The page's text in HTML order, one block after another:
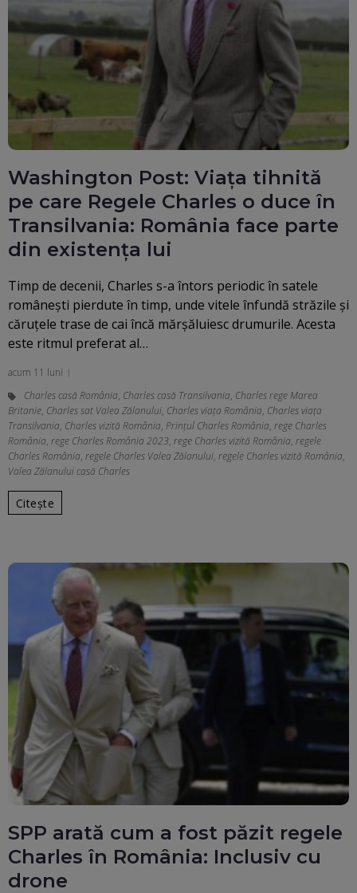
Washington Post: Viața tihnită
pe care Regele Charles o duce în
Transilvania: România face parte
din existența lui
Timp de decenii, Charles s-a întors periodic în satele
românești pierdute în timp, unde vitele înfundă străzile și
căruțele trase de cai încă mărșăluiesc drumurile. Acesta
este ritmul preferat al…
acum 11 luni
Charles casă România, Charles casă Transilvania, Charles rege Marea
Britanie, Charles sat Valea Zălanului, Charles viața România, Charles viața
Transilvania, Charles vizită România, Prinţul Charles România, rege Charles
România, rege Charles România 2023, rege Charles vizită România, regele
Charles România, regele Charles Valea Zălanului, regele Charles vizită România,
Valea Zălanului casă Charles
Citește
SPP arată cum a fost păzit regele
Charles în România: Inclusiv cu
drone